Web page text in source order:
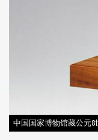
中国国家博物馆藏公元8